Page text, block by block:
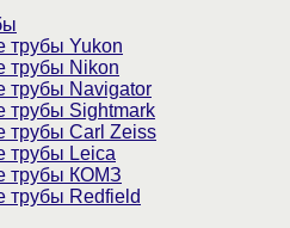
трубы Yukon
трубы Nikon
трубы Navigator
трубы Sightmark
трубы Carl Zeiss
трубы Leica
трубы КОМЗ
трубы Redfield